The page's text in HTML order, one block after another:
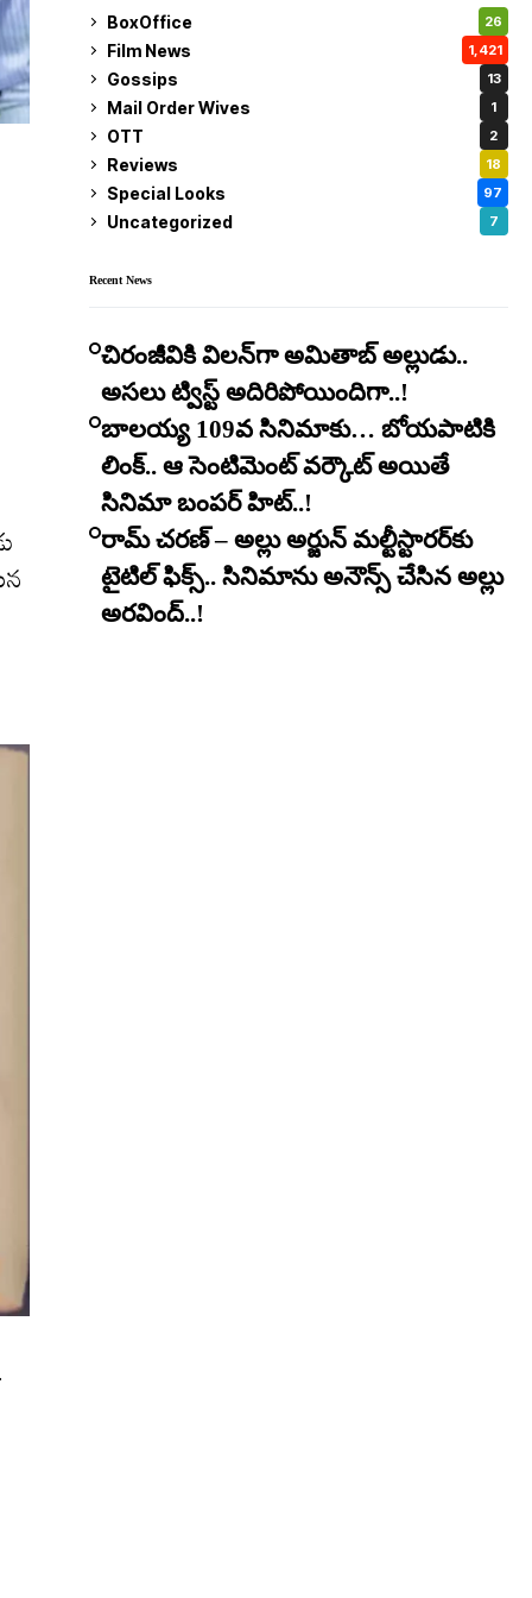
BoxOffice 26
Film News 1,421
Gossips 13
Mail Order Wives 1
OTT 2
Reviews 18
Special Looks 97
Uncategorized 7
Recent News
చిరంజీవికి విలన్‌గా అమితాబ్ అల్లుడు..
అసలు ట్విస్ట్ అదిరిపోయిందిగా..!
బాలయ్య 109వ సినిమాకు… బోయపాటికి
లింక్.. ఆ సెంటిమెంట్ వర్కౌట్ అయితే
సినిమా బంపర్ హిట్..!
రామ్ చరణ్ – అల్లు అర్జున్ మల్టీస్టారర్​కు
టైటిల్ ఫిక్స్.. సినిమాను అనౌన్స్ చేసిన అల్లు
అరవింద్..!